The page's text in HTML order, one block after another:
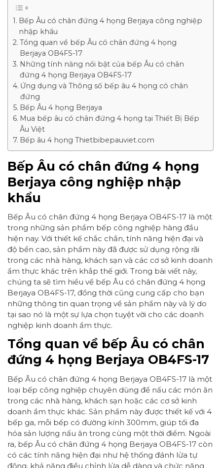
Bếp Âu có chân đứng 4 họng Berjaya công nghiệp
nhập khẩu
Tổng quan về bếp Âu có chân đứng 4 họng
Berjaya OB4FS-17
Những tính năng nổi bật của bếp Âu có chân
đứng 4 họng Berjaya OB4FS-17
Ứng dụng và Thông số bếp âu 4 họng có chân
đứng
Bếp Âu 4 họng Berjaya
Mua bếp âu có chân đứng 4 họng tại Thiết Bị Bếp
Âu Việt
Bếp âu 4 họng Thietbibepauviet.com
Bếp Âu có chân đứng 4 họng
Berjaya công nghiệp nhập
khẩu
Bếp Âu có chân đứng 4 họng Berjaya OB4FS-17 là một
trong những sản phẩm bếp công nghiệp hàng đầu
hiện nay. Với thiết kế chắc chắn, tính năng hiện đại và
độ bền cao, sản phẩm này đã được sử dụng rộng rãi
trong các nhà hàng, khách sạn và các cơ sở kinh doanh
ẩm thực khác trên khắp thế giới. Trong bài viết này,
chúng ta sẽ tìm hiểu về bếp Âu có chân đứng 4 họng
Berjaya OB4FS-17, đồng thời cũng cung cấp cho bạn
những thông tin quan trọng về sản phẩm này và lý do
tại sao nó là một sự lựa chọn tuyệt vời cho các doanh
nghiệp kinh doanh ẩm thực.
Tổng quan về bếp Âu có chân
đứng 4 họng Berjaya OB4FS-17
Bếp Âu có chân đứng 4 họng Berjaya OB4FS-17 là một
loại bếp công nghiệp chuyên dùng để nấu các món ăn
trong các nhà hàng, khách sạn hoặc các cơ sở kinh
doanh ẩm thực khác. Sản phẩm này được thiết kế với 4
bếp ga, mỗi bếp có đường kính 300mm, giúp tối đa
hóa sản lượng nấu ăn trong cùng một thời điểm. Ngoài
ra, bếp Âu có chân đứng 4 họng Berjaya OB4FS-17 còn
có các tính năng hiện đại như hệ thống đánh lửa tự
động, khả năng điều chỉnh lửa dễ dàng và chức năng